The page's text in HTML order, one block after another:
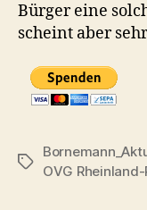
Bürger eine
scheint aber
Schlagwörter
OVG